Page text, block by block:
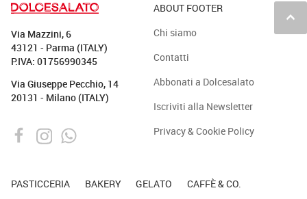
keyboard_arrow_up
Via Mazzini, 6
43121 - Parma (ITALY)
P.IVA: 01756990345
Via Giuseppe Pecchio, 14
20131 - Milano (ITALY)
ABOUT FOOTER
Chi siamo
Contatti
Abbonati a Dolcesalato
Iscriviti alla Newsletter
Privacy & Cookie Policy
PASTICCERIA BAKERY GELATO CAFFÈ & CO.